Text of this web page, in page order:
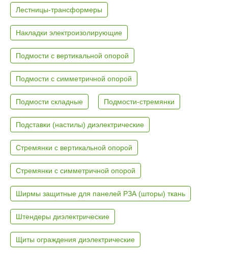
Лестницы-трансформеры
Накладки электроизолирующие
Подмости с вертикальной опорой
Подмости с симметричной опорой
Подмости складные Подмости-стремянки
Подставки (настилы) диэлектрические
Стремянки с вертикальной опорой
Стремянки с симметричной опорой
Ширмы защитные для панелей РЗА (шторы) ткань
Штендеры диэлектрические
Щиты ограждения диэлектрические